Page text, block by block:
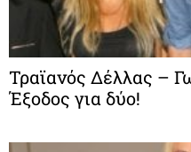
Τραϊανός Δέλλας –
Έξοδος για δύο!